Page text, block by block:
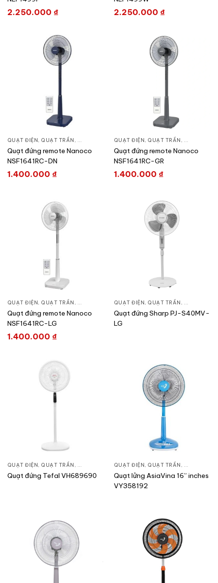
2.250.000 ₫ 2.250.000 ₫
QUẠT ĐIỆN, QUẠT TRẦN , QUẠT ĐỨNG
Quạt đứng remote Nanoco
NSF1641RC-DN
1.400.000 ₫
QUẠT ĐIỆN, QUẠT TRẦN , QUẠT
Quạt đứng remote Nanoco
NSF1641RC-GR
1.400.000 ₫
QUẠT ĐIỆN, QUẠT TRẦN , QUẠT ĐỨNG
Quạt đứng remote Nanoco
NSF1641RC-LG
1.400.000 ₫
QUẠT ĐIỆN, QUẠT TRẦN , QUẠT
Quạt đứng Sharp PJ-S40MV-
LG
QUẠT ĐIỆN, QUẠT TRẦN ,
Quạt đứng Tefal VH689690
QUẠT ĐIỆN, QUẠT TRẦN ,
Quạt lửng AsiaVina 16” inches
VY358192